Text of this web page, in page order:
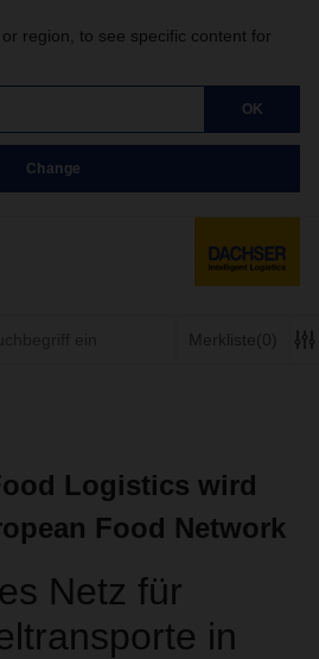
region, to see specific content for
OK
Change
Merkliste(0)
Logistics wird
Food Network
Netz für
in